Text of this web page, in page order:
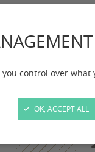
control over what
OK, ACCEPT ALL